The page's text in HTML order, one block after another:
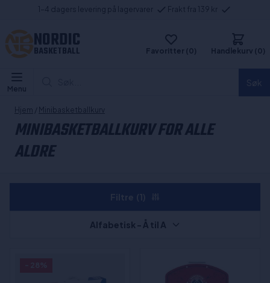
1-4 dagers levering på lagervarer Frakt fra 139 kr
NORDIC
BASKETBALL Favoritter (0) Handlekurv (0)
Menu
Hjem / Minibasketballkurv
MINIBASKETBALLKURV FOR ALLE
ALDRE
Alfabetisk - Å til A